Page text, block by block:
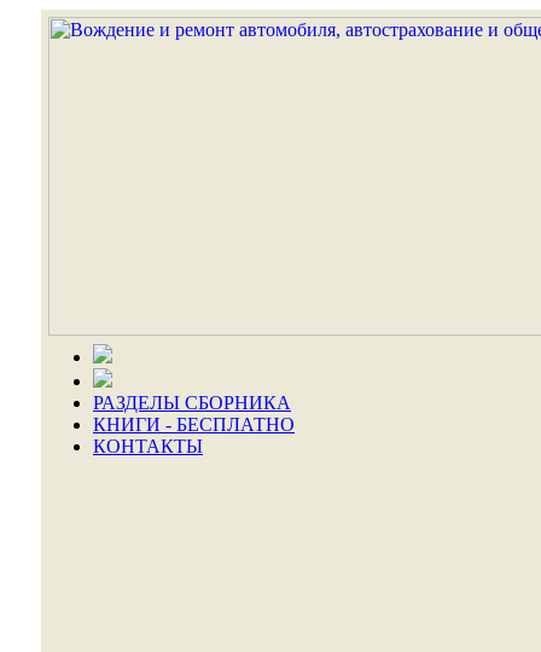
РАЗДЕЛЫ СБОРНИКА
КНИГИ - БЕСПЛАТНО
КОНТАКТЫ